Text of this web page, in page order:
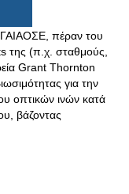
ΓΑΙΑΟΣΕ, πέραν του
της (π.χ. σταθμούς,
Grant Thornton
για την
οπτικών ινών κατά
βάζοντας